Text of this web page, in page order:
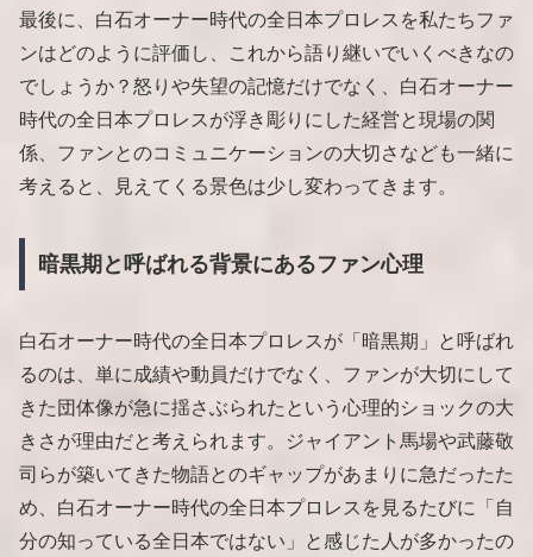
最後に、白石オーナー時代の全日本プロレスを私たちファ
ンはどのように評価し、これから語り継いでいくべきなの
でしょうか？怒りや失望の記憶だけでなく、白石オーナー
時代の全日本プロレスが浮き彫りにした経営と現場の関
係、ファンとのコミュニケーションの大切さなども一緒に
考えると、見えてくる景色は少し変わってきます。
暗黒期と呼ばれる背景にあるファン心理
白石オーナー時代の全日本プロレスが「暗黒期」と呼ばれ
るのは、単に成績や動員だけでなく、ファンが大切にして
きた団体像が急に揺さぶられたという心理的ショックの大
きさが理由だと考えられます。ジャイアント馬場や武藤敬
司らが築いてきた物語とのギャップがあまりに急だったた
め、白石オーナー時代の全日本プロレスを見るたびに「自
分の知っている全日本ではない」と感じた人が多かったの